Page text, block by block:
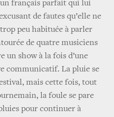
un français parfait qui lui
de fautes qu’elle ne
peu habituée à parler
de quatre musiciens
un show à la fois d’une
communicatif. La pluie se
mais cette fois, tout
la foule se pare
pour continuer à